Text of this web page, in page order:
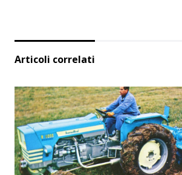
Articoli correlati